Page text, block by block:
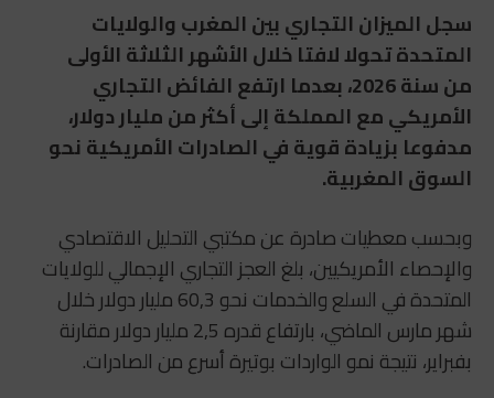
سجل الميزان التجاري بين المغرب والولايات
المتحدة تحولا لافتا خلال الأشهر الثلاثة الأولى
من سنة 2026، بعدما ارتفع الفائض التجاري
الأمريكي مع المملكة إلى أكثر من مليار دولار،
مدفوعا بزيادة قوية في الصادرات الأمريكية نحو
السوق المغربية.
وبحسب معطيات صادرة عن مكتبي التحليل الاقتصادي
والإحصاء الأمريكيين، بلغ العجز التجاري الإجمالي للولايات
المتحدة في السلع والخدمات نحو 60,3 مليار دولار خلال
شهر مارس الماضي، بارتفاع قدره 2,5 مليار دولار مقارنة
بفبراير، نتيجة نمو الواردات بوتيرة أسرع من الصادرات.